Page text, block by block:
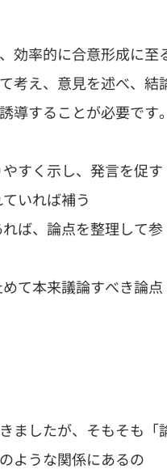
効率的に合意形成に至
考え、意見を述べ、結
することが必要です。
すく示し、発言を促す
いれば補う
ば、論点を整理して参
て本来議論すべき論点
ましたが、そもそも「
ような関係にあるの